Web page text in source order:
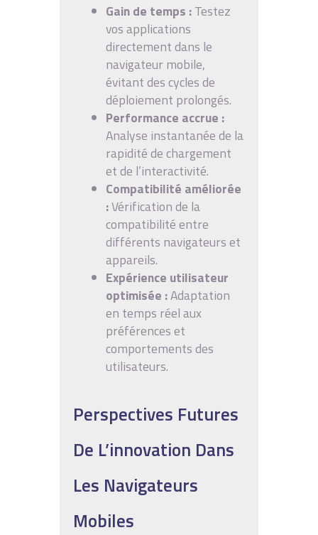
Gain de temps :Testez
vos applications
directement dans le
navigateur mobile,
évitant des cycles de
déploiement prolongés.
Performance accrue :
Analyse instantanée de la
rapidité de chargement
et de l’interactivité.
Compatibilité améliorée
:Vérification de la
compatibilité entre
différents navigateurs et
appareils.
Expérience utilisateur
optimisée :Adaptation
en temps réel aux
préférences et
comportements des
utilisateurs.
Perspectives Futures
De L’innovation Dans
Les Navigateurs
Mobiles